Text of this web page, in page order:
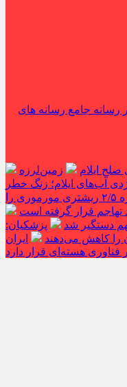
جامع رسانه های
زمین‌لرزه
آب‌های ایلام؛ زنگ خطر
زمین‌لرزه ۲/۵ ریشتری مورموری را
دستگیر شد
پزشکیان:
را کاهش می‌دهند
ایران